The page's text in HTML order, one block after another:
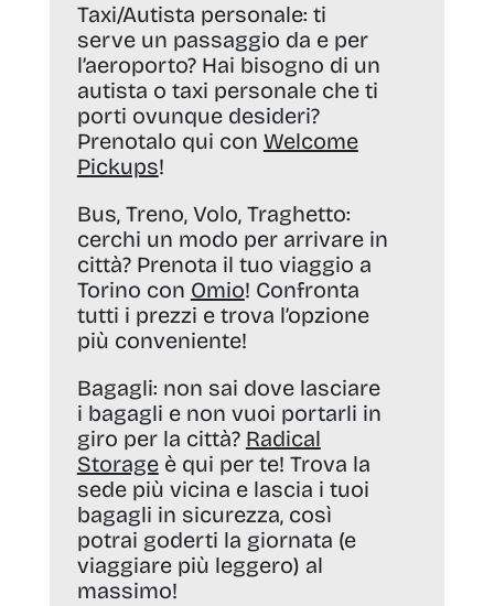
Taxi/Autista personale: ti
serve un passaggio da e per
l’aeroporto? Hai bisogno di un
autista o taxi personale che ti
porti ovunque desideri?
Prenotalo qui con Welcome
Pickups!
Bus, Treno, Volo, Traghetto:
cerchi un modo per arrivare in
città? Prenota il tuo viaggio a
Torino con Omio! Confronta
tutti i prezzi e trova l’opzione
più conveniente!
Bagagli: non sai dove lasciare
i bagagli e non vuoi portarli in
giro per la città? Radical
Storageè qui per te! Trova la
sede più vicina e lascia i tuoi
bagagli in sicurezza, così
potrai goderti la giornata (e
viaggiare più leggero) al
massimo!